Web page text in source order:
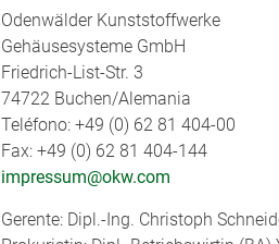
Odenwälder Kunststoffwerke
Gehäusesysteme GmbH
Friedrich-List-Str. 3
74722 Buchen/Alemania
Teléfono: +49 (0) 62 81 404-00
Fax: +49 (0) 62 81 404-144
impressum@okw.com
Gerente: Dipl.-Ing. Christoph